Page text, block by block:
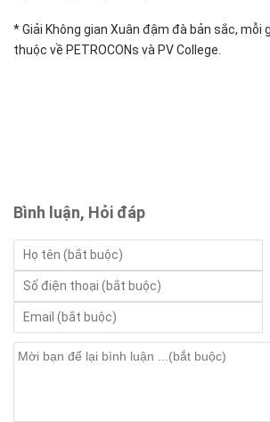
* Giải Không gian Xuân đậm đà bản sắc, mỗi
thuộc về PETROCONs và PV College.
Bình luận, Hỏi đáp